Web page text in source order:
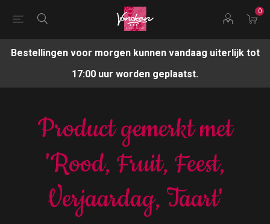
0
Bestellingen voor morgen kunnen vandaag uiterlijk tot
17:00 uur worden geplaatst.
Product gemerkt met
'Rood, Fruit, Feest,
Verjaardag, Taart'